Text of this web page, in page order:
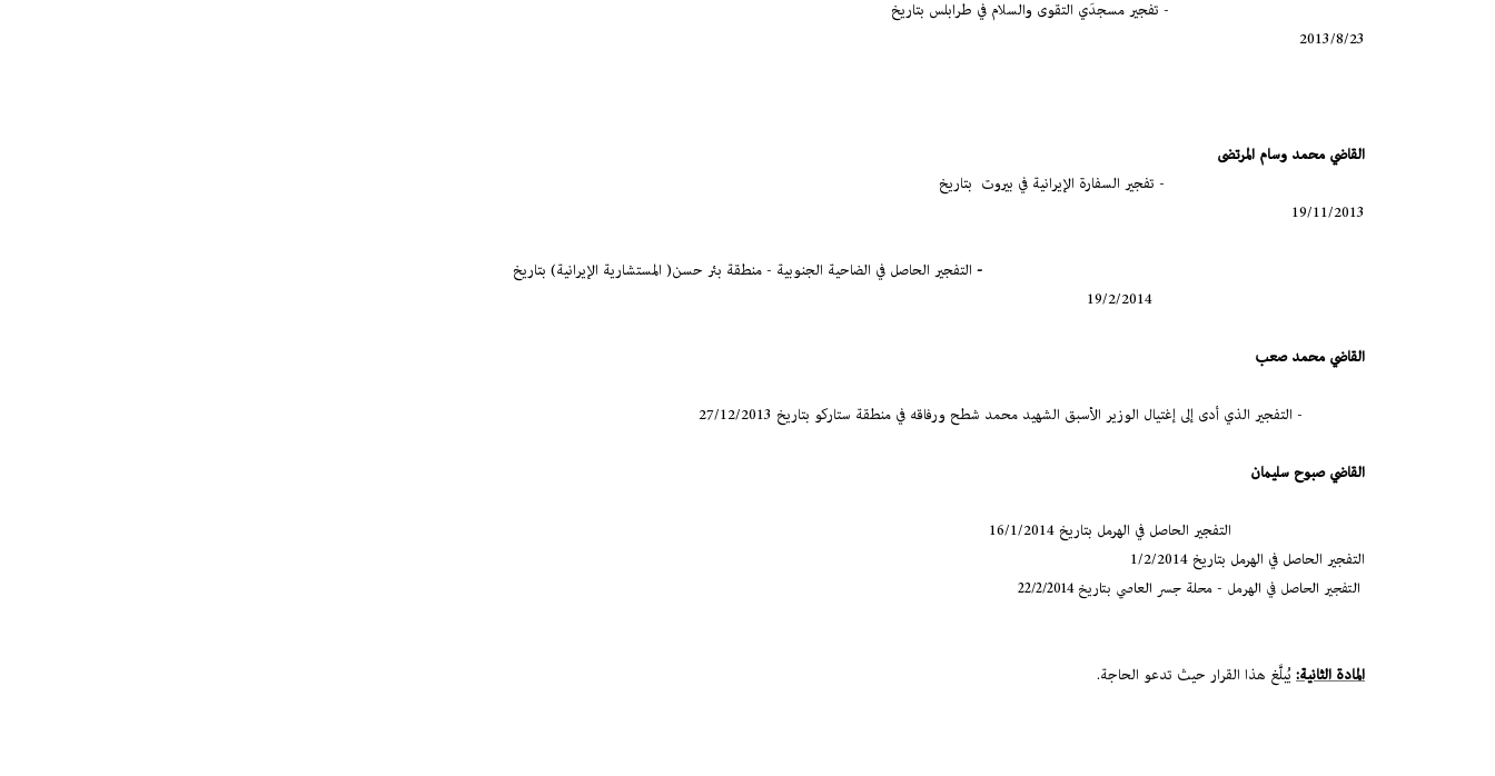
- تفجير مسجدَي التقوى والسلام في طرابلس بتاريخ
2013/8/23
القاضي محمد وسام المرتضى
- تفجير السفارة الإيرانية في بيروت بتاريخ
19/11/2013
- التفجير الحاصل في الضاحية الجنوبية - منطقة بئر حسن( المستشارية الإيرانية) بتاريخ
19/2/2014
القاضي محمد صعب
- التفجير الذي أدى إلى إغتيال الوزير الأسبق الشهيد محمد شطح ورفاقه في منطقة ستاركو بتاريخ 27/12/2013
القاضي صبوح سليمان
التفجير الحاصل في الهرمل بتاريخ 16/1/2014
التفجير الحاصل في الهرمل بتاريخ 1/2/2014
التفجير الحاصل في الهرمل - محلة جسر العاصي بتاريخ 22/2/2014
المادة الثانية: يُبلَّغ هذا القرار حيث تدعو الحاجة.